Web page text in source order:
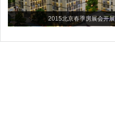
2015北京春季房展会开展